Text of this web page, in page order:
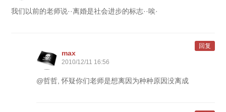
我们以前的老师说··离婚是社会进步的标志··唉·
max
2010/12/11 16:56
@哲哲, 怀疑你们老师是想离因为种种原因没离成
回复